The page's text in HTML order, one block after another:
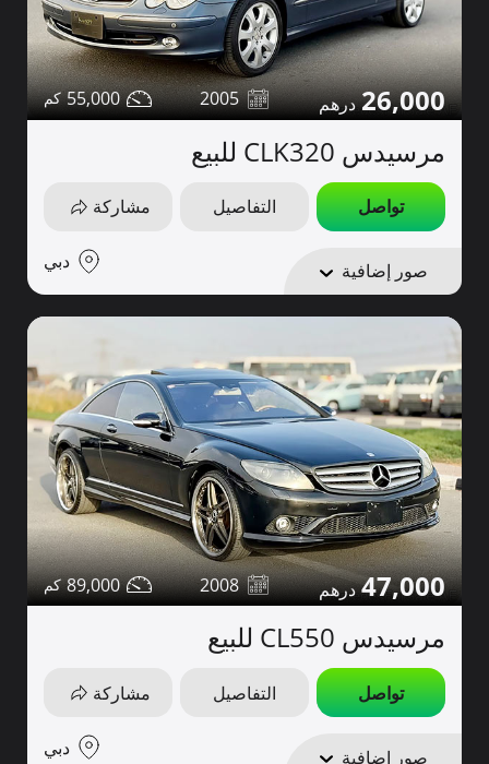
26,000
2005
55,000
مرسيدس CLK320 للبيع
تواصل التفاصيل مشاركة
صور إضافية دبي
47,000
2008
89,000
مرسيدس CL550 للبيع
تواصل التفاصيل مشاركة
صور إضافية دبي